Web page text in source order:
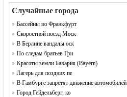
Случайные города
Бассейны во Франкфурт
Скоростной поезд Моск
В Берлине вандалы оск
По следам братьев Гри
Красоты земли Бавария (Bayern)
Лагерь для поздних пе
В Гамбурге запретят движение автомобилей
Город Гейдельберг, ко